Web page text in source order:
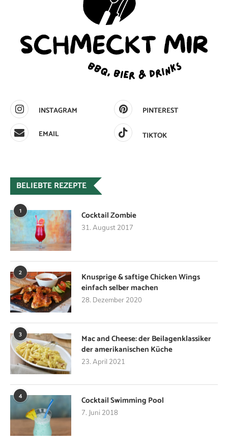
INSTAGRAM
PINTEREST
EMAIL
TIKTOK
BELIEBTE REZEPTE
1 Cocktail Zombie
31. August 2017
2
Knusprige & saftige Chicken Wings
einfach selber machen
28. Dezember 2020
3
Mac and Cheese: der Beilagenklassiker
der amerikanischen Küche
23. April 2021
4 Cocktail Swimming Pool
7. Juni 2018